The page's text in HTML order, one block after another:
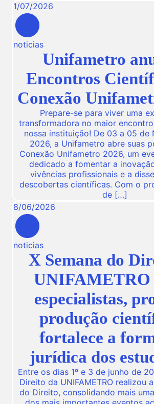
1/07/2026
noticias
Unifametro
Encontros
Conexão
Prepare-se para viver uma
transformadora no maior
nossa instituição! De 03 a 05 de
2026, a Unifametro abre suas
Conexão Unifametro 2026, um
dedicado a fomentar a
vivências profissionais e a
descobertas científicas. Com o
de […]
8/06/2026
noticias
X Semana do
UNIFAMETRO
especialistas,
produção
fortalece a
jurídica dos
Entre os dias 1º e 3 de junho de
Direito da UNIFAMETRO realizou
do Direito, consolidando mais